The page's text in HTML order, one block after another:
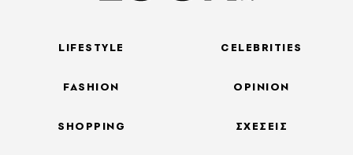
LIFESTYLE
FASHION
SHOPPING
CELEBRITIES
OPINION
ΣΧΕΣΕΙΣ